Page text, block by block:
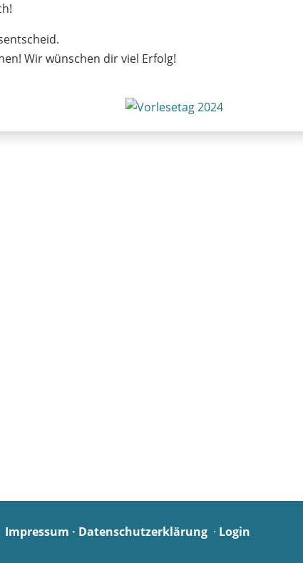
Wir wünschen dir viel Erfolg!
Impressum · Datenschutzerklärung · Login